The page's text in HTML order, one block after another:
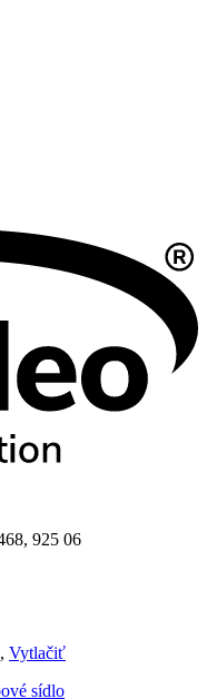
925 06
, Vytlačiť
sídlo